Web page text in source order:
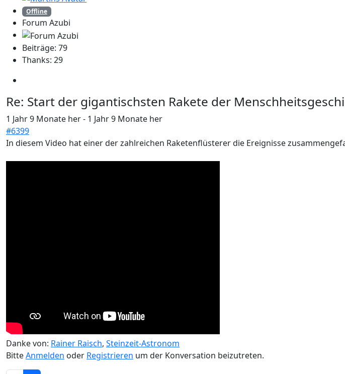
Offline
Forum Azubi
Beiträge: 79
Thanks: 29
Re: Start der gigantischsten Rakete der
1 Jahr 9 Monate her- 1 Jahr 9 Monate her
#6399
In diesem Video hat einer der zahlreichen Raketenflüsterer die Ereignisse
Danke von: Rainer Raisch, Steinzeit-Astronom
BitteAnmelden oder Registrieren um der Konversation beizutreten.